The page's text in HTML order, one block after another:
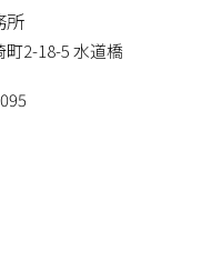
所
2-18-5 水道橋